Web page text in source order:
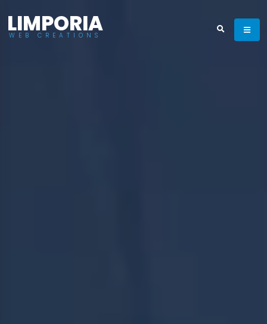
LIMPORIA
WEB CREATIONS